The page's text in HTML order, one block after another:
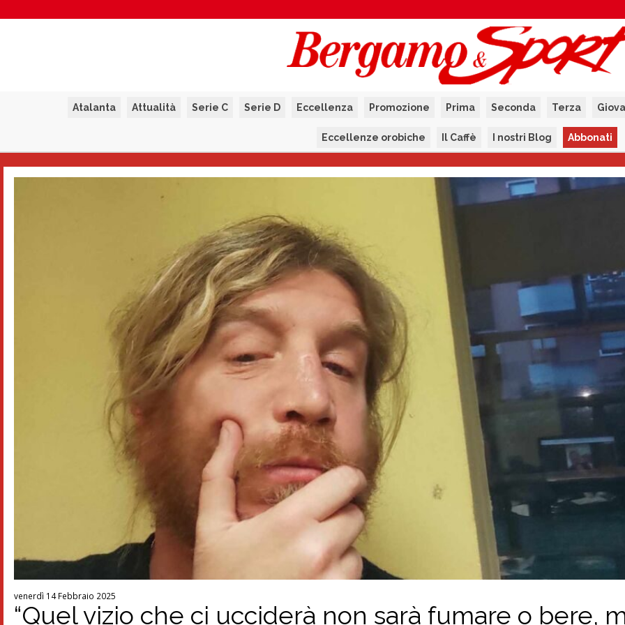
Atalanta Attualità Serie C Serie D Eccellenza Promozione Prima Seconda Terza
Eccellenze orobiche Il Caffè I nostri Blog Abbonati
venerdì 14 Febbraio 2025
“Quel vizio che ci ucciderà non sarà fumare o bere,